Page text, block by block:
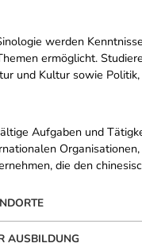
werden
ermöglicht.
und Kultur sowie
Aufgaben und
die den
AUSBILDUNG